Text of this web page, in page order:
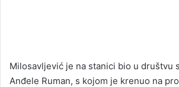
Milosavljević je na stanici bio u društvu
Anđele Ruman, s kojom je krenuo na